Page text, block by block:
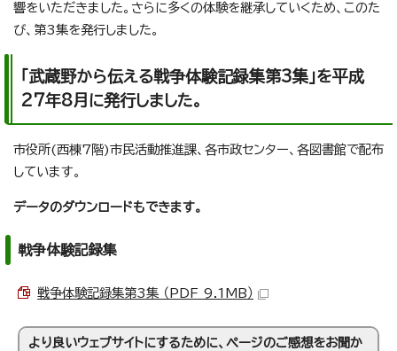
響をいただきました。さらに多くの体験を継承していくため、このた
び、第3集を発行しました。
「武蔵野から伝える戦争体験記録集第3集」を平成
27年8月に発行しました。
市役所(西棟7階)市民活動推進課、各市政センター、各図書館で配布
しています。
データのダウンロードもできます。
戦争体験記録集
戦争体験記録集第3集 （PDF 9.1MB）
より良いウェブサイトにするために、ページのご感想をお聞か